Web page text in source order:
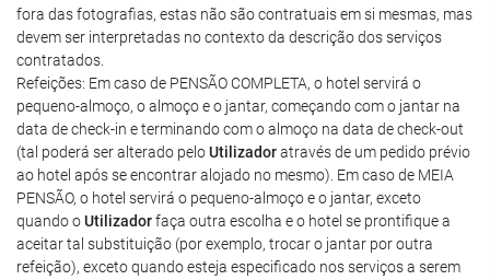
fora das fotografias, estas não são contratuais em si mesmas, mas
devem ser interpretadas no contexto da descrição dos serviços
contratados.
Refeições: Em caso de PENSÃO COMPLETA, o hotel servirá o
pequeno-almoço, o almoço e o jantar, começando com o jantar na
data de check-in e terminando com o almoço na data de check-out
(tal poderá ser alterado peloUtilizadoratravés de um pedido prévio
ao hotel após se encontrar alojado no mesmo). Em caso de MEIA
PENSÃO, o hotel servirá o pequeno-almoço e o jantar, exceto
quando oUtilizadorfaça outra escolha e o hotel se prontifique a
aceitar tal substituição (por exemplo, trocar o jantar por outra
refeição), exceto quando esteja especificado nos serviços a serem